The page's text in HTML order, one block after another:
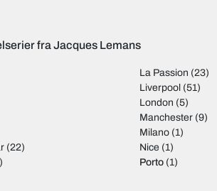
fra Jacques Lemans
(22)
La Passion (23)
Liverpool (51)
London (5)
Manchester(9)
Milano(1)
Nice (1)
Porto(1)